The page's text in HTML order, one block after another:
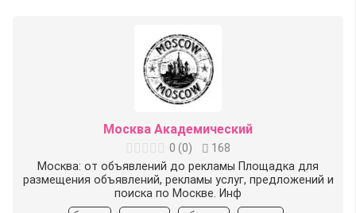
Москва Академический
0 (0)
168
Москва: от объявлений до рекламы Площадка для
размещения объявлений, рекламы услуг, предложений и
поиска по Москве. Инф